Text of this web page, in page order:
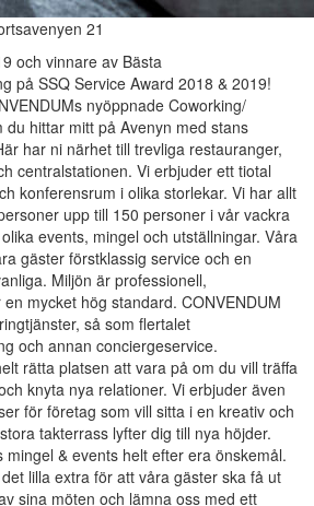
21
och vinnare av Bästa
på SSQ Service Award 2018 & 2019!
nyöppnade Coworking/
hittar mitt på Avenyn med stans
har ni närhet till trevliga restauranger,
centralstationen. Vi erbjuder ett tiotal
konferensrum i olika storlekar. Vi har allt
upp till 150 personer i vår vackra
events, mingel och utställningar. Våra
gäster förstklassig service och en
Miljön är professionell,
mycket hög standard. CONVENDUM
så som flertalet
och annan conciergeservice.
rätta platsen att vara på om du vill träffa
knyta nya relationer. Vi erbjuder även
för företag som vill sitta i en kreativ och
takterrass lyfter dig till nya höjder.
mingel & events helt efter era önskemål.
lilla extra för att våra gäster ska få ut
sina möten och lämna oss med ett